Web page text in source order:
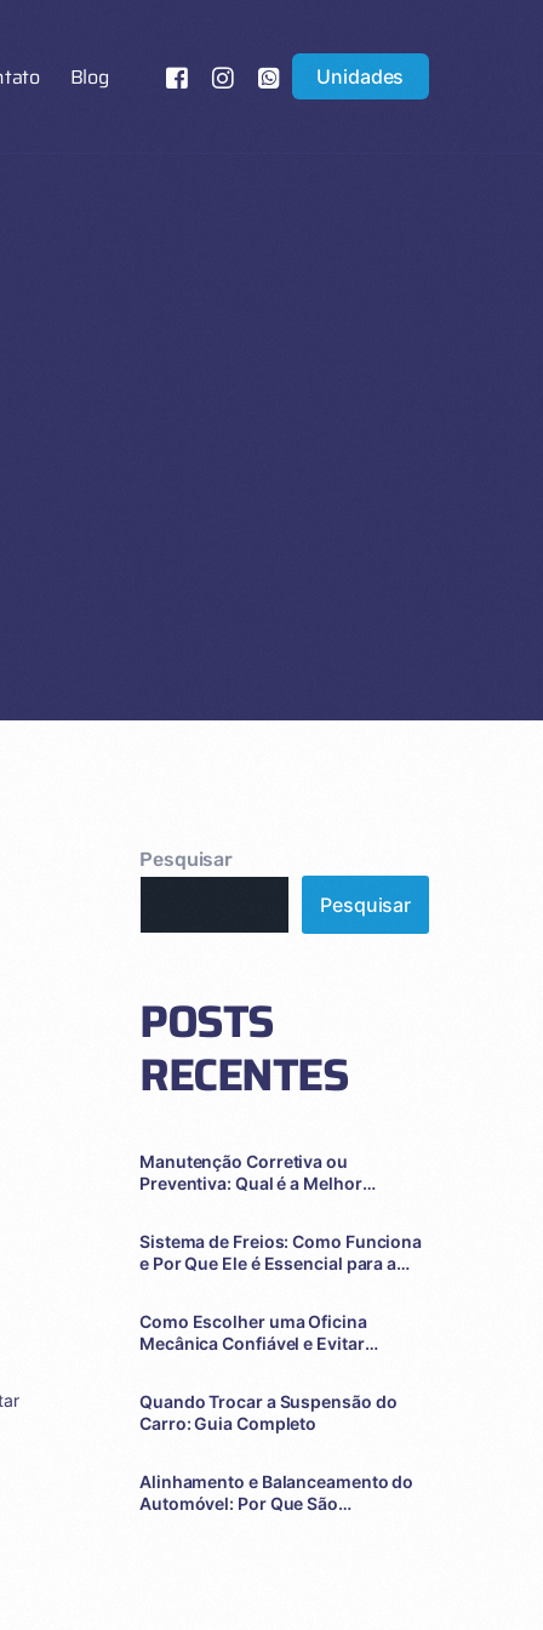
Blog Unidades
Pesquisar
Pesquisar
POSTS
RECENTES
Manutenção Corretiva ou
Preventiva: Qual é a Melhor
Sistema de Freios: Como Funciona
e Por Que Ele é Essencial para a
Como Escolher uma Oficina
Mecânica Confiável e Evitar
Quando Trocar a Suspensão do
Carro: Guia Completo
Alinhamento e Balanceamento do
Automóvel: Por Que São